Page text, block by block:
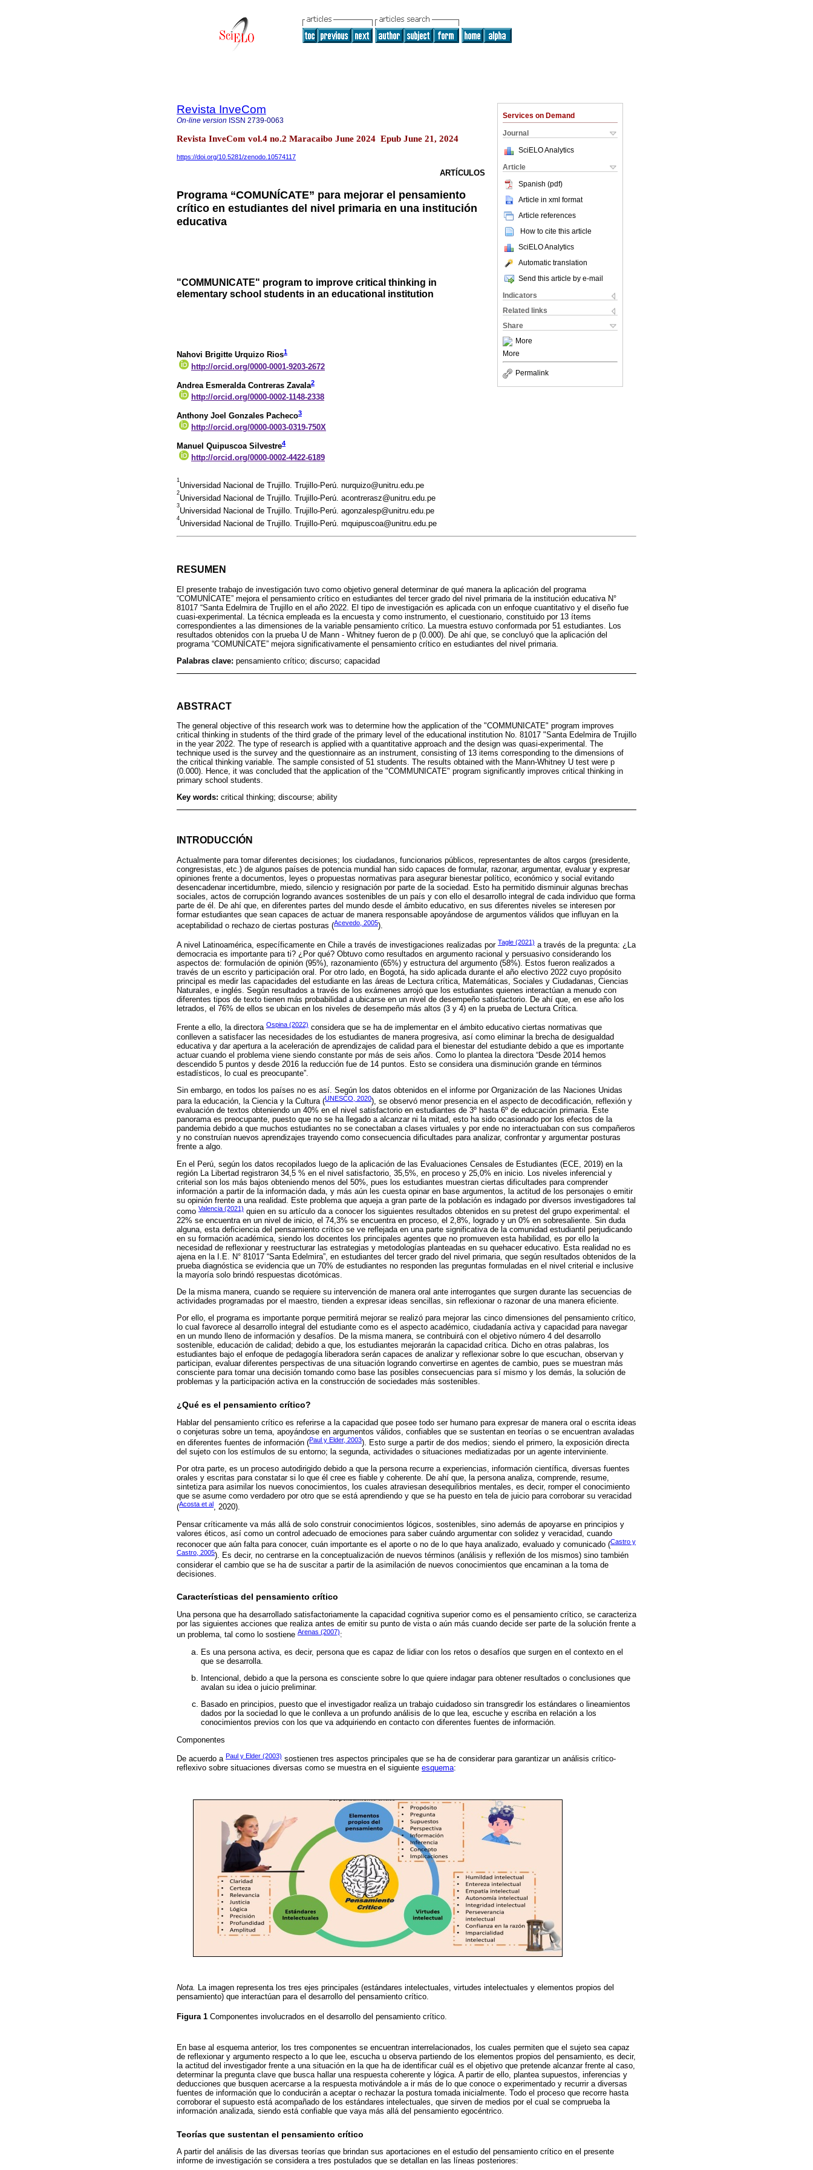
Services on Demand
Journal
SciELO Analytics
Article
Spanish (pdf)
Article in xml format
Article references
How to cite this article
SciELO Analytics
Automatic translation
Send this article by e-mail
Indicators
Related links
Share
More
More
Permalink
Revista InveCom
On-line version ISSN 2739-0063
Revista InveCom vol.4 no.2 Maracaibo June 2024 Epub June 21, 2024
https://doi.org/10.5281/zenodo.10574117
ARTÍCULOS
Programa “COMUNÍCATE” para mejorar el pensamiento
crítico en estudiantes del nivel primaria en una institución
educativa
"COMMUNICATE" program to improve critical thinking in
elementary school students in an educational institution
Nahovi Brigitte Urquizo Rios1
http://orcid.org/0000-0001-9203-2672
Andrea Esmeralda Contreras Zavala2
http://orcid.org/0000-0002-1148-2338
Anthony Joel Gonzales Pacheco3
http://orcid.org/0000-0003-0319-750X
Manuel Quipuscoa Silvestre4
http://orcid.org/0000-0002-4422-6189
1
Universidad Nacional de Trujillo. Trujillo-Perú. nurquizo@unitru.edu.pe
2
Universidad Nacional de Trujillo. Trujillo-Perú. acontrerasz@unitru.edu.pe
3
Universidad Nacional de Trujillo. Trujillo-Perú. agonzalesp@unitru.edu.pe
4
Universidad Nacional de Trujillo. Trujillo-Perú. mquipuscoa@unitru.edu.pe
RESUMEN
El presente trabajo de investigación tuvo como objetivo general determinar de qué manera la aplicación del programa
“COMUNÍCATE” mejora el pensamiento crítico en estudiantes del tercer grado del nivel primaria de la institución educativa N°
81017 “Santa Edelmira de Trujillo en el año 2022. El tipo de investigación es aplicada con un enfoque cuantitativo y el diseño fue
cuasi-experimental. La técnica empleada es la encuesta y como instrumento, el cuestionario, constituido por 13 ítems
correspondientes a las dimensiones de la variable pensamiento crítico. La muestra estuvo conformada por 51 estudiantes. Los
resultados obtenidos con la prueba U de Mann - Whitney fueron de p (0.000). De ahí que, se concluyó que la aplicación del
programa “COMUNÍCATE” mejora significativamente el pensamiento crítico en estudiantes del nivel primaria.
Palabras clave: pensamiento crítico; discurso; capacidad
ABSTRACT
The general objective of this research work was to determine how the application of the "COMMUNICATE" program improves
critical thinking in students of the third grade of the primary level of the educational institution No. 81017 "Santa Edelmira de Trujillo
in the year 2022. The type of research is applied with a quantitative approach and the design was quasi-experimental. The
technique used is the survey and the questionnaire as an instrument, consisting of 13 items corresponding to the dimensions of
the critical thinking variable. The sample consisted of 51 students. The results obtained with the Mann-Whitney U test were p
(0.000). Hence, it was concluded that the application of the "COMMUNICATE" program significantly improves critical thinking in
primary school students.
Key words: critical thinking; discourse; ability
INTRODUCCIÓN
Actualmente para tomar diferentes decisiones; los ciudadanos, funcionarios públicos, representantes de altos cargos (presidente,
congresistas, etc.) de algunos países de potencia mundial han sido capaces de formular, razonar, argumentar, evaluar y expresar
opiniones frente a documentos, leyes o propuestas normativas para asegurar bienestar político, económico y social evitando
desencadenar incertidumbre, miedo, silencio y resignación por parte de la sociedad. Esto ha permitido disminuir algunas brechas
sociales, actos de corrupción logrando avances sostenibles de un país y con ello el desarrollo integral de cada individuo que forma
parte de él. De ahí que, en diferentes partes del mundo desde el ámbito educativo, en sus diferentes niveles se interesen por
formar estudiantes que sean capaces de actuar de manera responsable apoyándose de argumentos válidos que influyan en la
aceptabilidad o rechazo de ciertas posturas (Acevedo, 2005).
A nivel Latinoamérica, específicamente en Chile a través de investigaciones realizadas por Tagle (2021) a través de la pregunta: ¿La
democracia es importante para ti? ¿Por qué? Obtuvo como resultados en argumento racional y persuasivo considerando los
aspectos de: formulación de opinión (95%), razonamiento (65%) y estructura del argumento (58%). Estos fueron realizados a
través de un escrito y participación oral. Por otro lado, en Bogotá, ha sido aplicada durante el año electivo 2022 cuyo propósito
principal es medir las capacidades del estudiante en las áreas de Lectura crítica, Matemáticas, Sociales y Ciudadanas, Ciencias
Naturales, e inglés. Según resultados a través de los exámenes arrojó que los estudiantes quienes interactúan a menudo con
diferentes tipos de texto tienen más probabilidad a ubicarse en un nivel de desempeño satisfactorio. De ahí que, en ese año los
letrados, el 76% de ellos se ubican en los niveles de desempeño más altos (3 y 4) en la prueba de Lectura Crítica.
Frente a ello, la directora Ospina (2022) considera que se ha de implementar en el ámbito educativo ciertas normativas que
conlleven a satisfacer las necesidades de los estudiantes de manera progresiva, así como eliminar la brecha de desigualdad
educativa y dar apertura a la aceleración de aprendizajes de calidad para el bienestar del estudiante debido a que es importante
actuar cuando el problema viene siendo constante por más de seis años. Como lo plantea la directora “Desde 2014 hemos
descendido 5 puntos y desde 2016 la reducción fue de 14 puntos. Esto se considera una disminución grande en términos
estadísticos, lo cual es preocupante”.
Sin embargo, en todos los países no es así. Según los datos obtenidos en el informe por Organización de las Naciones Unidas
para la educación, la Ciencia y la Cultura (UNESCO, 2020), se observó menor presencia en el aspecto de decodificación, reflexión y
evaluación de textos obteniendo un 40% en el nivel satisfactorio en estudiantes de 3º hasta 6º de educación primaria. Este
panorama es preocupante, puesto que no se ha llegado a alcanzar ni la mitad, esto ha sido ocasionado por los efectos de la
pandemia debido a que muchos estudiantes no se conectaban a clases virtuales y por ende no interactuaban con sus compañeros
y no construían nuevos aprendizajes trayendo como consecuencia dificultades para analizar, confrontar y argumentar posturas
frente a algo.
En el Perú, según los datos recopilados luego de la aplicación de las Evaluaciones Censales de Estudiantes (ECE, 2019) en la
región La Libertad registraron 34,5 % en el nivel satisfactorio, 35,5%, en proceso y 25,0% en inicio. Los niveles inferencial y
criterial son los más bajos obteniendo menos del 50%, pues los estudiantes muestran ciertas dificultades para comprender
información a partir de la información dada, y más aún les cuesta opinar en base argumentos, la actitud de los personajes o emitir
su opinión frente a una realidad. Este problema que aqueja a gran parte de la población es indagado por diversos investigadores tal
como Valencia (2021) quien en su artículo da a conocer los siguientes resultados obtenidos en su pretest del grupo experimental: el
22% se encuentra en un nivel de inicio, el 74,3% se encuentra en proceso, el 2,8%, logrado y un 0% en sobresaliente. Sin duda
alguna, esta deficiencia del pensamiento crítico se ve reflejada en una parte significativa de la comunidad estudiantil perjudicando
en su formación académica, siendo los docentes los principales agentes que no promueven esta habilidad, es por ello la
necesidad de reflexionar y reestructurar las estrategias y metodologías planteadas en su quehacer educativo. Esta realidad no es
ajena en la I.E. N° 81017 “Santa Edelmira”, en estudiantes del tercer grado del nivel primaria, que según resultados obtenidos de la
prueba diagnóstica se evidencia que un 70% de estudiantes no responden las preguntas formuladas en el nivel criterial e inclusive
la mayoría solo brindó respuestas dicotómicas.
De la misma manera, cuando se requiere su intervención de manera oral ante interrogantes que surgen durante las secuencias de
actividades programadas por el maestro, tienden a expresar ideas sencillas, sin reflexionar o razonar de una manera eficiente.
Por ello, el programa es importante porque permitirá mejorar se realizó para mejorar las cinco dimensiones del pensamiento crítico,
lo cual favorece al desarrollo integral del estudiante como es el aspecto académico, ciudadanía activa y capacidad para navegar
en un mundo lleno de información y desafíos. De la misma manera, se contribuirá con el objetivo número 4 del desarrollo
sostenible, educación de calidad; debido a que, los estudiantes mejorarán la capacidad crítica. Dicho en otras palabras, los
estudiantes bajo el enfoque de pedagogía liberadora serán capaces de analizar y reflexionar sobre lo que escuchan, observan y
participan, evaluar diferentes perspectivas de una situación logrando convertirse en agentes de cambio, pues se muestran más
consciente para tomar una decisión tomando como base las posibles consecuencias para sí mismo y los demás, la solución de
problemas y la participación activa en la construcción de sociedades más sostenibles.
¿Qué es el pensamiento crítico?
Hablar del pensamiento crítico es referirse a la capacidad que posee todo ser humano para expresar de manera oral o escrita ideas
o conjeturas sobre un tema, apoyándose en argumentos válidos, confiables que se sustentan en teorías o se encuentran avaladas
en diferentes fuentes de información (Paul y Elder, 2003). Esto surge a partir de dos medios; siendo el primero, la exposición directa
del sujeto con los estímulos de su entorno; la segunda, actividades o situaciones mediatizadas por un agente interviniente.
Por otra parte, es un proceso autodirigido debido a que la persona recurre a experiencias, información científica, diversas fuentes
orales y escritas para constatar si lo que él cree es fiable y coherente. De ahí que, la persona analiza, comprende, resume,
sintetiza para asimilar los nuevos conocimientos, los cuales atraviesan desequilibrios mentales, es decir, romper el conocimiento
que se asume como verdadero por otro que se está aprendiendo y que se ha puesto en tela de juicio para corroborar su veracidad
(Acosta et al, 2020).
Pensar críticamente va más allá de solo construir conocimientos lógicos, sostenibles, sino además de apoyarse en principios y
valores éticos, así como un control adecuado de emociones para saber cuándo argumentar con solidez y veracidad, cuando
reconocer que aún falta para conocer, cuán importante es el aporte o no de lo que haya analizado, evaluado y comunicado (Castro y
Castro, 2005). Es decir, no centrarse en la conceptualización de nuevos términos (análisis y reflexión de los mismos) sino también
considerar el cambio que se ha de suscitar a partir de la asimilación de nuevos conocimientos que encaminan a la toma de
decisiones.
Características del pensamiento crítico
Una persona que ha desarrollado satisfactoriamente la capacidad cognitiva superior como es el pensamiento crítico, se caracteriza
por las siguientes acciones que realiza antes de emitir su punto de vista o aún más cuando decide ser parte de la solución frente a
un problema, tal como lo sostiene Arenas (2007):
Es una persona activa, es decir, persona que es capaz de lidiar con los retos o desafíos que surgen en el contexto en el
que se desarrolla.
Intencional, debido a que la persona es consciente sobre lo que quiere indagar para obtener resultados o conclusiones que
avalan su idea o juicio preliminar.
Basado en principios, puesto que el investigador realiza un trabajo cuidadoso sin transgredir los estándares o lineamientos
dados por la sociedad lo que le conlleva a un profundo análisis de lo que lea, escuche y escriba en relación a los
conocimientos previos con los que va adquiriendo en contacto con diferentes fuentes de información.
Componentes
De acuerdo a Paul y Elder (2003) sostienen tres aspectos principales que se ha de considerar para garantizar un análisis crítico-
reflexivo sobre situaciones diversas como se muestra en el siguiente esquema:
Nota. La imagen representa los tres ejes principales (estándares intelectuales, virtudes intelectuales y elementos propios del
pensamiento) que interactúan para el desarrollo del pensamiento crítico.
Figura 1 Componentes involucrados en el desarrollo del pensamiento crítico.
En base al esquema anterior, los tres componentes se encuentran interrelacionados, los cuales permiten que el sujeto sea capaz
de reflexionar y argumento respecto a lo que lee, escucha u observa partiendo de los elementos propios del pensamiento, es decir,
la actitud del investigador frente a una situación en la que ha de identificar cuál es el objetivo que pretende alcanzar frente al caso,
determinar la pregunta clave que busca hallar una respuesta coherente y lógica. A partir de ello, plantea supuestos, inferencias y
deducciones que busquen acercarse a la respuesta motivándole a ir más de lo que conoce o experimentado y recurrir a diversas
fuentes de información que lo conducirán a aceptar o rechazar la postura tomada inicialmente. Todo el proceso que recorre hasta
corroborar el supuesto está acompañado de los estándares intelectuales, que sirven de medios por el cual se comprueba la
información analizada, siendo está confiable que vaya más allá del pensamiento egocéntrico.
Teorías que sustentan el pensamiento crítico
A partir del análisis de las diversas teorías que brindan sus aportaciones en el estudio del pensamiento crítico en el presente
informe de investigación se considera a tres postulados que se detallan en las líneas posteriores: